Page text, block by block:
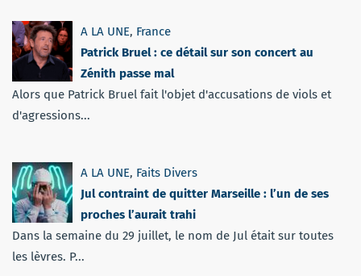
A LA UNE, France
Patrick Bruel : ce détail sur son concert au
Zénith passe mal
Alors que Patrick Bruel fait l'objet d'accusations de viols et
d'agressions...
A LA UNE, Faits Divers
Jul contraint de quitter Marseille : l’un de ses
proches l’aurait trahi
Dans la semaine du 29 juillet, le nom de Jul était sur toutes
les lèvres. P...